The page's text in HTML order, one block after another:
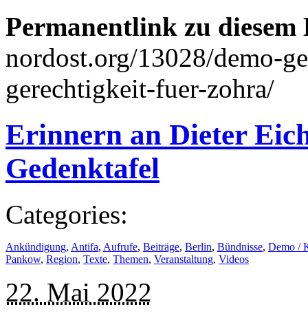
Permanentlink zu
nordost.org/13028/demo-
gerechtigkeit-fuer-zohra/
Erinnern an Dieter
Gedenktafel
Categories:
Ankündigung, Antifa, Aufrufe, Beiträge, Berlin, Bündnisse, Demo /
Pankow, Region, Texte, Themen, Veranstaltung, Videos
22. Mai 2022